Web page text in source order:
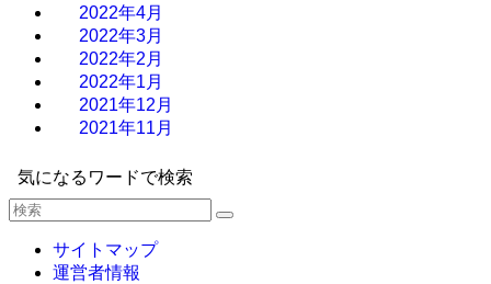
2022年4月
2022年3月
2022年2月
2022年1月
2021年12月
2021年11月
気になるワードで検索
サイトマップ
運営者情報